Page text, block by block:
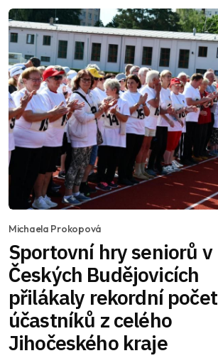
Michaela Prokopová
Sportovní hry seniorů v
Českých Budějovicích
přilákaly rekordní počet
účastníků z celého
Jihočeského kraje